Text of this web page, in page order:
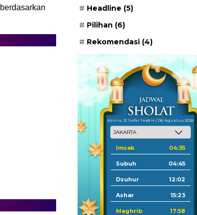
Headline (5)
Pilihan (6)
Rekomendasi (4)
Kamis, 21 Safar 1448 H / 06 Agustus 2026
Imsak 04:35
Subuh 04:45
Dzuhur 12:02
Ashar 15:23
Maghrib 17:58